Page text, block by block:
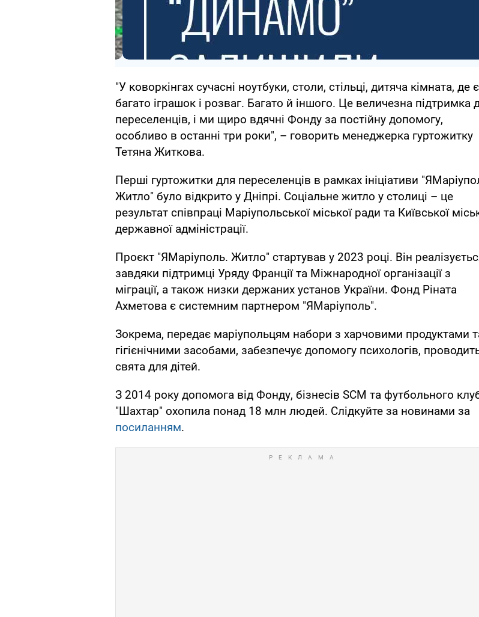
"У коворкінгах сучасні ноутбуки, столи, стільці, дитяча кімната, де є
багато іграшок і розваг. Багато й іншого. Це величезна підтримка
переселенців, і ми щиро вдячні Фонду за постійну допомогу,
особливо в останні три роки", – говорить менеджерка гуртожитку
Тетяна Житкова.
Перші гуртожитки для переселенців в рамках ініціативи
Житло" було відкрито у Дніпрі. Соціальне житло у столиці – це
результат співпраці Маріупольської міської ради та Київської
державної адміністрації.
Проєкт "ЯМаріуполь. Житло" стартував у 2023 році. Він
завдяки підтримці Уряду Франції та Міжнародної організації з
міграції, а також низки держаних установ України. Фонд Ріната
Ахметова є системним партнером "ЯМаріуполь".
Зокрема, передає маріупольцям набори з харчовими продуктами
гігієнічними засобами, забезпечує допомогу психологів,
свята для дітей.
З 2014 року допомога від Фонду, бізнесів SCM та футбольного
"Шахтар" охопила понад 18 млн людей. Слідкуйте за новинами за
посиланням.